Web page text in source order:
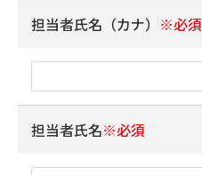
担当者氏名（カナ） ※必須
担当者氏名※必須